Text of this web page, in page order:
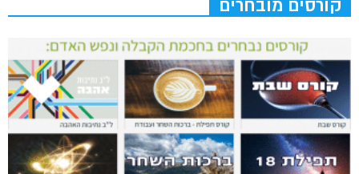
קורסים מובחרים